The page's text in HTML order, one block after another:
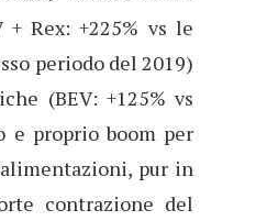
+ Rex: +225% vs le
periodo del 2019)
(BEV: +125% vs
e proprio boom per
pur in
contrazione del